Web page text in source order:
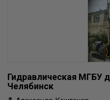
Гидравлическая МГБУ
Челябинск